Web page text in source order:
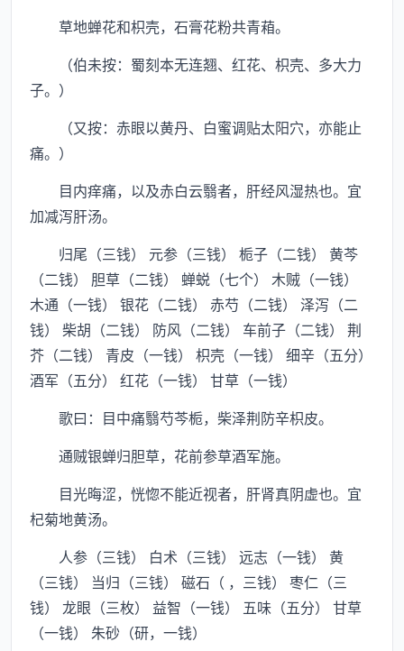
草地蝉花和枳壳，石膏花粉共青葙。
（伯未按：蜀刻本无连翘、红花、枳壳、多大力
子。）
（又按：赤眼以黄丹、白蜜调贴太阳穴，亦能止
痛。）
目内痒痛，以及赤白云翳者，肝经风湿热也。宜
加减泻肝汤。
归尾（三钱） 元参（三钱） 栀子（二钱） 黄芩
（二钱） 胆草（二钱） 蝉蜕（七个） 木贼（一钱）
木通（一钱） 银花（二钱） 赤芍（二钱） 泽泻（二
钱） 柴胡（二钱） 防风（二钱） 车前子（二钱） 荆
芥（二钱） 青皮（一钱） 枳壳（一钱） 细辛（五分）
酒军（五分） 红花（一钱） 甘草（一钱）
歌曰：目中痛翳芍芩栀，柴泽荆防辛枳皮。
通贼银蝉归胆草，花前参草酒军施。
目光晦涩，恍惚不能近视者，肝肾真阴虚也。宜
杞菊地黄汤。
人参（三钱） 白术（三钱） 远志（一钱） 黄
（三钱） 当归（三钱） 磁石（ ，三钱） 枣仁（三
钱） 龙眼（三枚） 益智（一钱） 五味（五分） 甘草
（一钱） 朱砂（研，一钱）